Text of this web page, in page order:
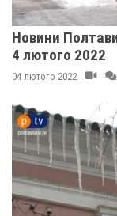
Новини
4 лютого 2022
04 лютого 2022